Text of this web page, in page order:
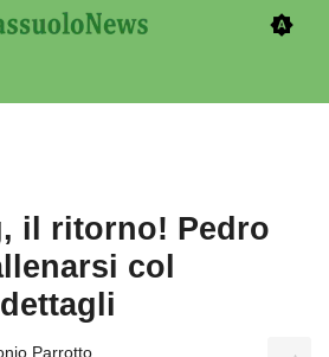
il ritorno! Pedro
col
Parrotto